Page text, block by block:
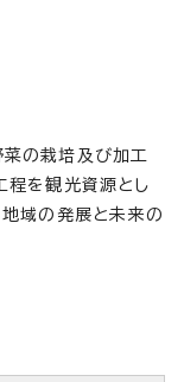
の栽培及び加工
程を観光資源とし
地域の発展と未来の